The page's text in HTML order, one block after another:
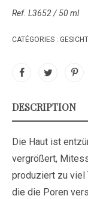
Ref. L3652 / 50 ml
CATÉGORIES : GESICHT
DESCRIPTION
Die Haut ist
vergrößert,
produziert zu viel
die die Poren